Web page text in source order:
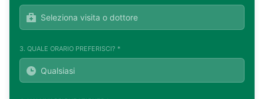
3. QUALE ORARIO PREFERISCI? *